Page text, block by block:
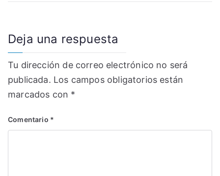
Deja una respuesta
Tu dirección de correo electrónico no será
publicada. Los campos obligatorios están
marcados con *
Comentario *